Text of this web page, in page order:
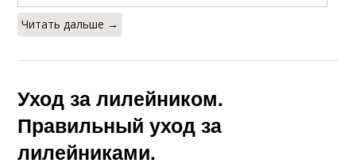
Читать дальше →
Уход за лилейником.
Правильный уход за
лилейниками.